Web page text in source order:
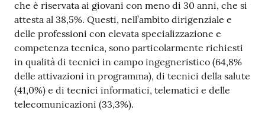
che è riservata ai giovani con meno di 30 anni, che si
attesta al 38,5%. Questi, nell’ambito dirigenziale e
delle professioni con elevata specializzazione e
competenza tecnica, sono particolarmente richiesti
in qualità di tecnici in campo ingegneristico (64,8%
delle attivazioni in programma), di tecnici della salute
(41,0%) e di tecnici informatici, telematici e delle
telecomunicazioni (33,3%).